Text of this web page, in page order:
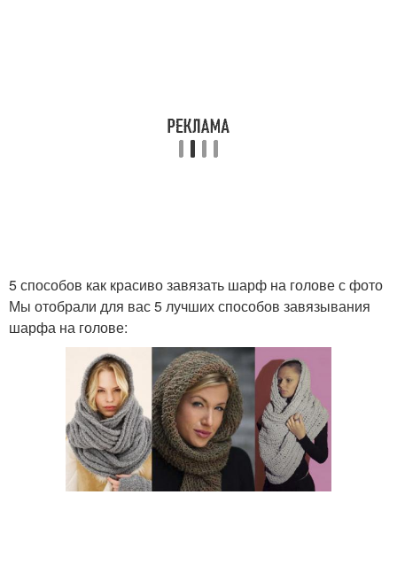
5 способов как красиво завязать шарф на голове с фото
Мы отобрали для вас 5 лучших способов завязывания
шарфа на голове: